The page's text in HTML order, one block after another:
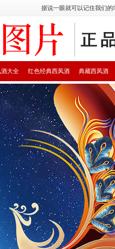
据说一眼就可以记住我们
典藏西凤酒
红色经典西凤酒
大全